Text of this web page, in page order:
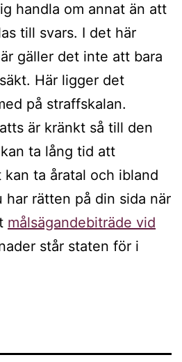
handla om annat än att
till svars. I det här
gäller det inte att bara
Här ligger det
på straffskalan.
är kränkt så till den
ta lång tid att
kan ta åratal och ibland
har rätten på din sida när
målsägandebiträde vid
står staten för i